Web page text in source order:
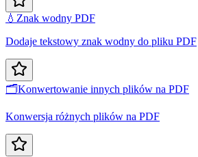
💧 Znak wodny PDF
Dodaje tekstowy znak wodny do pliku PDF
🗂️Konwertowanie innych plików na PDF
Konwersja różnych plików na PDF